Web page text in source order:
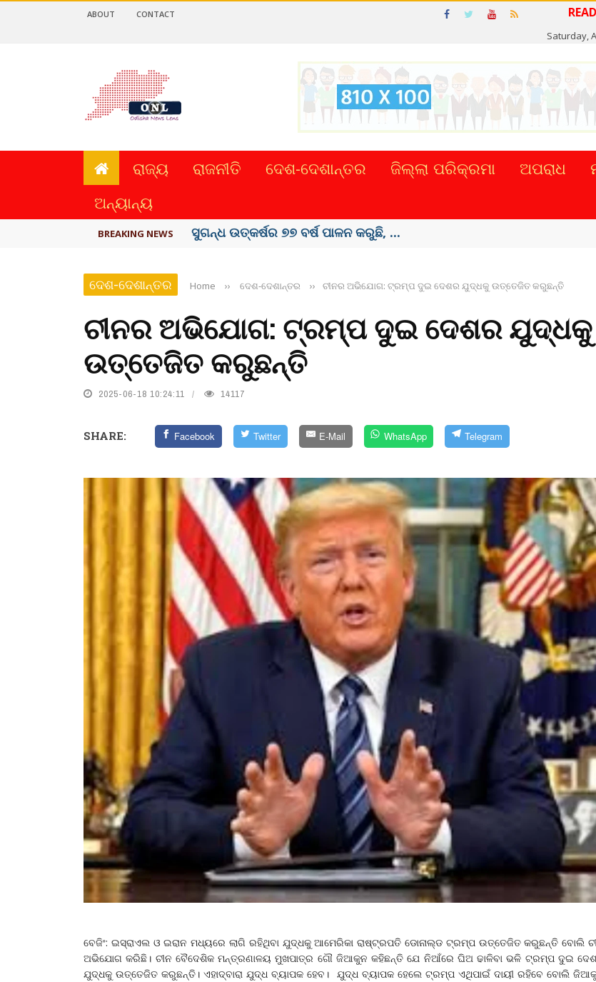
Saturday,
ABOUT CONTACT
ରାଜ୍ୟ ରାଜନୀତି ଦେଶ-ଦେଶାନ୍ତର ଜିଲ୍ଲା ପରିକ୍ରମା ଅପରାଧ
ଅନ୍ୟାନ୍ୟ
BREAKING NEWS ୟୁପିଆଇ ଓ ଅନ୍ୟାନ୍ୟ ଡିଜିଟାଲ୍ ନେଣଦେଣ ...
ଦେଶ-ଦେଶାନ୍ତର Home ›› ଦେଶ-ଦେଶାନ୍ତର ›› ଚୀନର ଅଭିଯୋଗ: ଟ୍ରମ୍ପ ଦୁଇ ଦେଶର ଯୁଦ୍ଧକୁ ଉତ୍ତେଜିତ କରୁଛନ୍ତି
ଚୀନର ଅଭିଯୋଗ: ଟ୍ରମ୍ପ ଦୁଇ ଦେଶର ଯୁଦ୍ଧକୁ
ଉତ୍ତେଜିତ କରୁଛନ୍ତି
2025-06-18 10:24:11 14117
SHARE: Facebook Twitter E-Mail WhatsApp Telegram
ବେଜିଂ: ଇସ୍ରାଏଲ ଓ ଇରାନ ମଧ୍ୟରେ ଲାଗି ରହିଥିବା ଯୁଦ୍ଧକୁ ଆମେରିକା ରାଷ୍ଟ୍ରପତି ଡୋନାଲ୍ଡ ଟ୍ରମ୍ପ ଉତ୍ତେଜିତ କରୁଛନ୍ତି ବୋଲି
ଅଭିଯୋଗ କରିଛି। ଚୀନ ବୈଦେଶିକ ମନ୍ତ୍ରଣାଳୟ ମୁଖପାତ୍ର ଗୌ ଜିଆକୁନ କହିଛନ୍ତି ଯେ ନିଆଁରେ ଘିଅ ଢାଳିବା ଭଳି ଟ୍ରମ୍ପ ଦୁଇ
ଯୁଦ୍ଧକୁ ଉତ୍ତେଜିତ କରୁଛନ୍ତି। ଏହାଦ୍ବାରା ଯୁଦ୍ଧ ବ୍ୟାପକ ହେବ। ଯୁଦ୍ଧ ବ୍ୟାପକ ହେଲେ ଟ୍ରମ୍ପ ଏଥିପାଇଁ ଦାୟୀ ରହିବେ ବୋଲି